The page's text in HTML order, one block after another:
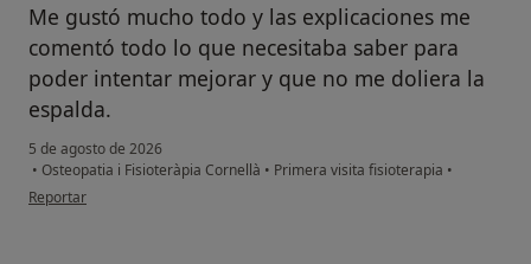
Me gustó mucho todo y las explicaciones me
comentó todo lo que necesitaba saber para
poder intentar mejorar y que no me doliera la
espalda.
5 de agosto de 2026
• Osteopatia i Fisioteràpia Cornellà • Primera visita fisioterapia •
en opinión del usuario Rubén Medina Fernández
Reportar